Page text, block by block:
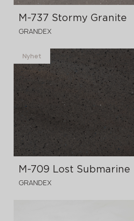
M-737 Stormy Granite
GRANDEX
3680x760x12 mm på lager
Nyhet
M-709 Lost Submarine
GRANDEX